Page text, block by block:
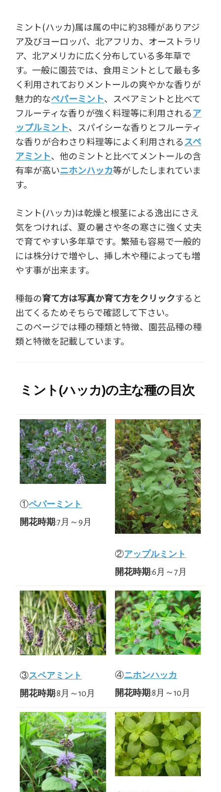
ミント(ハッカ)属は属の中に約38種がありアジ
ア及びヨーロッパ、北アフリカ、オーストラリ
ア、北アメリカに広く分布している多年草で
す。一般に園芸では、食用ミントとして最も多
く利用されておりメントールの爽やかな香りが
魅力的なペパーミント、スペアミントと比べて
フルーティな香りが強く料理等に利用されるア
ップルミント、スパイシーな香りとフルーティ
な香りが合わさり料理等によく利用されるスペ
アミント、他のミントと比べてメントールの含
有率が高いニホンハッカ等がしたしまれていま
す。
ミント(ハッカ)は乾燥と根茎による逸出にさえ
気をつければ、夏の暑さや冬の寒さに強く丈夫
で育てやすい多年草です。繁殖も容易で一般的
には株分けで増やし、挿し木や種によっても増
やす事が出来ます。
種毎の育て方は写真か育て方をクリックすると
出てくるためそちらで確認して下さい。
このページでは種の種類と特徴、園芸品種の種
類と特徴を記載しています。
ミント(ハッカ)の主な種の目次
①ペパーミント
開花時期:7月～9月
②アップルミント
開花時期:6月～7月
③スペアミント
開花時期:8月～10月
④ニホンハッカ
開花時期:8月～10月